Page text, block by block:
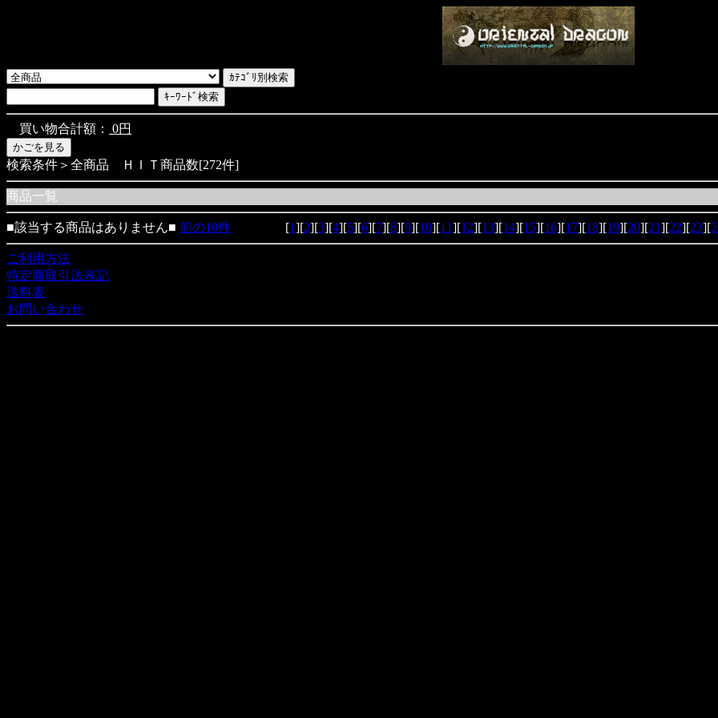
買い物合計額： 0円
検索条件＞全商品 ＨＩＴ商品数[272件]
商品一覧
■該当する商品はありません■ 前の10件 [1][2][3][4][5][6][7][8][9][10][11][12][13][14][15][16][17][18][19][20][21][22][23][
ご利用方法
特定商取引法表記
送料表
お問い合わせ